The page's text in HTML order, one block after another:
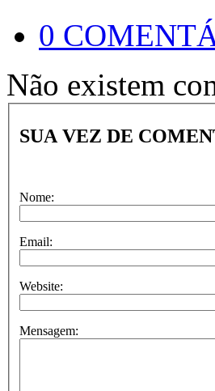
0
Não existem
SUA VEZ DE
Nome:
Email:
Website:
Mensagem: